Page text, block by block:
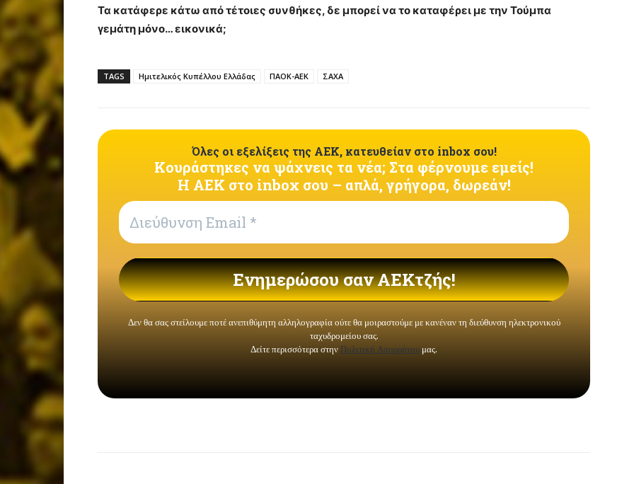
Τα κατάφερε κάτω από τέτοιες συνθήκες, δε μπορεί να το καταφέρει με την Τούμπα
γεμάτη μόνο… εικονικά;
TAGS Ημιτελικός Κυπέλλου Ελλάδας ΠΑΟΚ-ΑΕΚ ΣΑΧΑ